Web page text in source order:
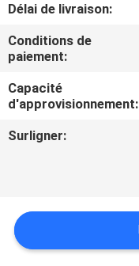
CONTRÔLE
DE
QUALITÉ
PLAN
DU
PRIVACY
POLICY
Délai de livraison:
Conditions de
paiement:
Capacité
d'approvisionnement:
Surligner: